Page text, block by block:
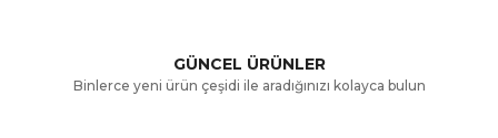
Ürün bilgilerinde hatalar bulunuyor.
GÜNCEL ÜRÜNLER
Binlerce yeni ürün çeşidi ile aradığınızı kolayca bulun